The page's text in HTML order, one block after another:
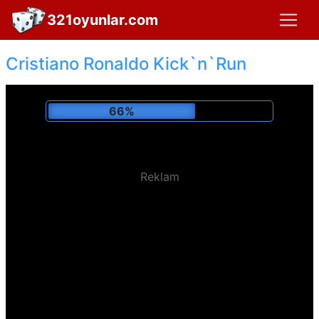
321oyunlar.com
Cristiano Ronaldo Kick`n`Run
71%
Reklam